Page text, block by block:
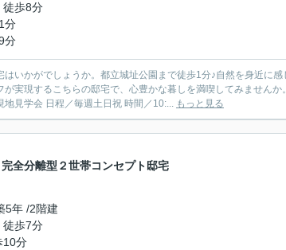
徒歩8分
分
分
いかがでしょうか。都立城址公園まで徒歩1分♪自然を身近に感
実現するこちらの邸宅で、心豊かな暮しを満喫してみませんか
実際に現地をご体感ください。 まずは電話でお問い合わせください。 現地見学会 日程／毎週土日祝 時間／10:... もっと見る
分離型２世帯コンセプト邸宅
5年 /2階建
徒歩7分
10分